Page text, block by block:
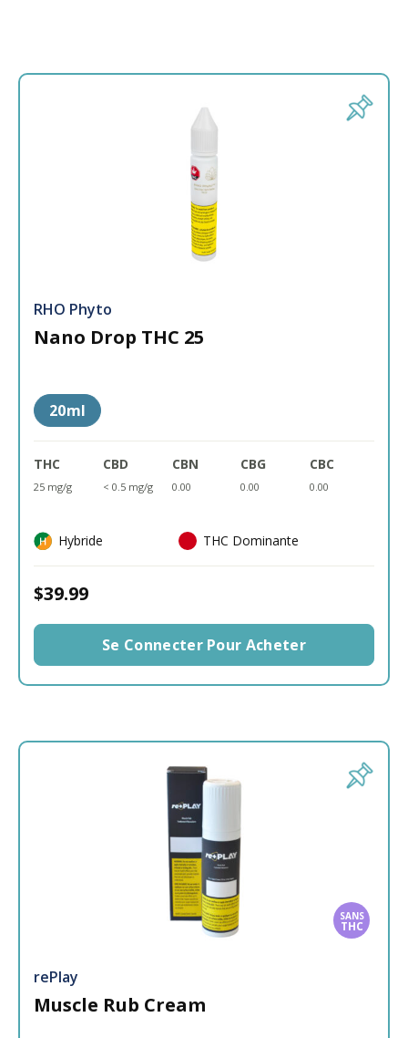
RHO Phyto
Nano Drop THC 25
20ml
THC
25 mg/g
CBD
< 0.5 mg/g
CBN
0.00
CBG
0.00
CBC
0.00
Hybride THC Dominante
$39.99
Se Connecter Pour Acheter
SANS
THC
rePlay
Muscle Rub Cream